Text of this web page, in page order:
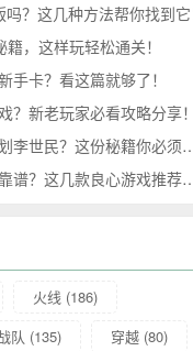
？这几种方法帮你找到它
，这样玩轻松通关！
手卡？看这篇就够了！
？新老玩家必看攻略分享！
想攻略皇后成长计划李世
手机游戏赚钱哪个靠谱？
火线 (186)
队 (135) 穿越 (80)